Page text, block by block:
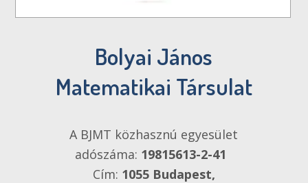
Bolyai János
Matematikai Társulat
A BJMT közhasznú egyesület
adószáma: 19815613-2-41
Cím: 1055 Budapest,